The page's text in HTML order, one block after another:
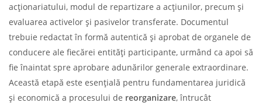
acționariatului, modul de repartizare a acțiunilor, precum și
evaluarea activelor și pasivelor transferate. Documentul
trebuie redactat în formă autentică și aprobat de organele de
conducere ale fiecărei entități participante, urmând ca apoi să
fie înaintat spre aprobare adunărilor generale extraordinare.
Această etapă este esențială pentru fundamentarea juridică
și economică a procesului de reorganizare, întrucât